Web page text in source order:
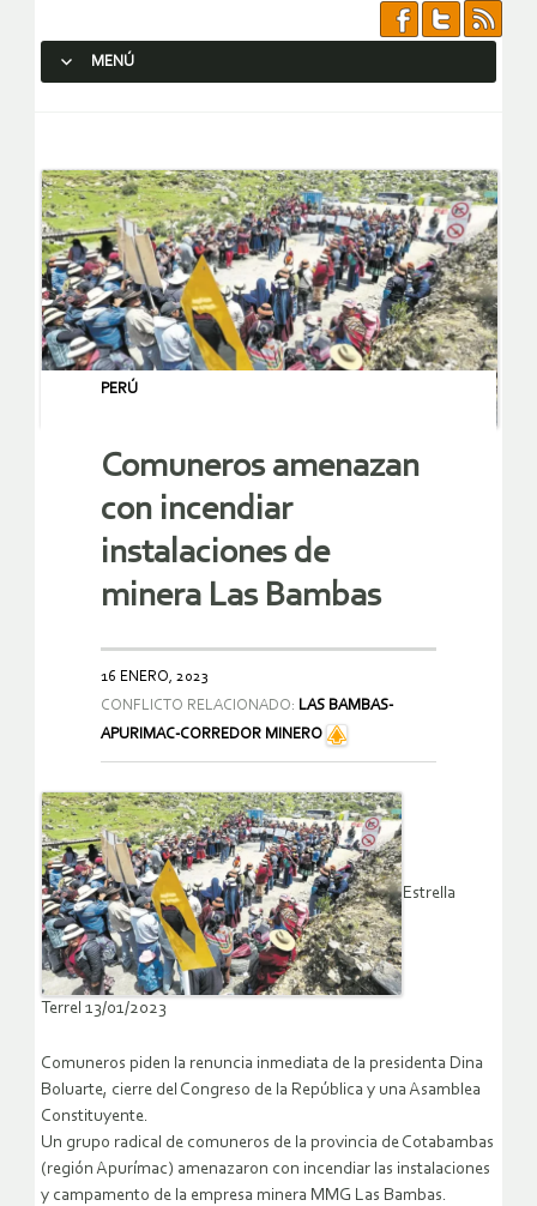
MENÚ
PERÚ
Comuneros amenazan
con incendiar
instalaciones de
minera Las Bambas
16 ENERO, 2023
CONFLICTO RELACIONADO: LAS BAMBAS-
APURIMAC-CORREDOR MINERO
Estrella
Terrel 13/01/2023
Comuneros piden la renuncia inmediata de la presidenta Dina
Boluarte, cierre del Congreso de la República y una Asamblea
Constituyente.
Un grupo radical de comuneros de la provincia de Cotabambas
(región Apurímac) amenazaron con incendiar las instalaciones
y campamento de la empresa minera MMG Las Bambas.